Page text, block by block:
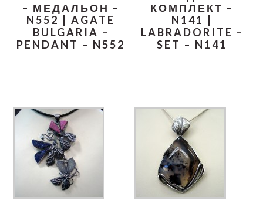
– МЕДАЛЬОН –
N552 | AGATE
BULGARIA –
PENDANT – N552
КОМПЛЕКТ –
N141 |
LABRADORITE –
SET – N141